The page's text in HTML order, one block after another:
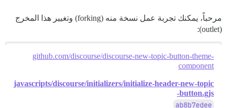
مرحباً، يمكنك تجربة عمل نسخة منه (forking) وتغيير هذا المخرج
(outlet):
github.com/discourse/discourse-new-topic-button-theme-
component
javascripts/discourse/initializers/initialize-header-new-topic
-button.gjs
ab8b7edee